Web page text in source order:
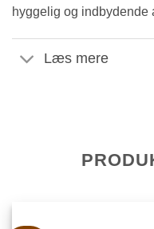
hyggelig og indbydende
Læs mere